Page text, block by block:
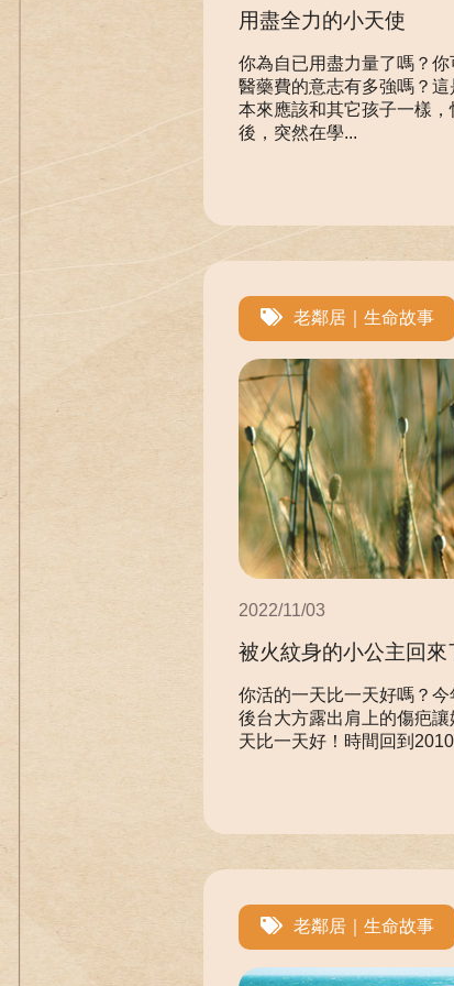
用盡全力的小天使
你為自已用盡力量了嗎？
醫藥費的意志有多強嗎？
本來應該和其它孩子一樣
後，突然在學...
老鄰居｜生命故事
2022/11/03
被火紋身的小公主回來
你活的一天比一天好嗎？
後台大方露出肩上的傷疤
天比一天好！時間回到
老鄰居｜生命故事